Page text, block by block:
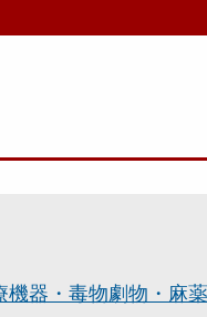
機器・毒物劇物・麻